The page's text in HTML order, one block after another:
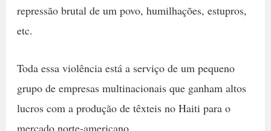
repressão brutal de um povo, humilhações, estupros,
etc.
Toda essa violência está a serviço de um pequeno
grupo de empresas multinacionais que ganham altos
lucros com a produção de têxteis no Haiti para o
mercado norte-americano.